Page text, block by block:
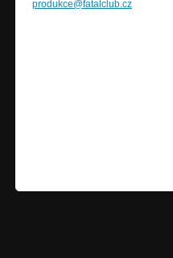
produkce@fatalclub.cz